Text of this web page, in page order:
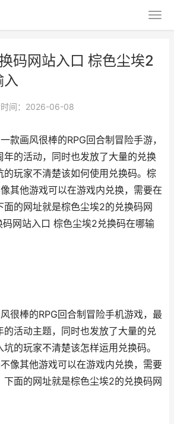
码网站入口 棕色尘埃2
入
时间：2026-06-08
款画风很棒的RPG回合制冒险手游，
年的活动，同时也发放了大量的兑换
的玩家不清楚该如何使用兑换码。棕
其他游戏可以在游戏内兑换，需要在
面的网址就是棕色尘埃2的兑换码网
网站入口 棕色尘埃2兑换码在哪输
很棒的RPG回合制冒险手机游戏，最
的活动主题，同时也发放了大量的兑
的玩家不清楚该怎样运用兑换码。
像其他游戏可以在游戏内兑换，需要
下面的网址就是棕色尘埃2的兑换码网